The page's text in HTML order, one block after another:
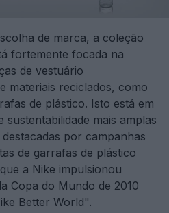
de marca, a coleção
fortemente focada na
de vestuário
materiais reciclados, como
de plástico. Isto está em
sustentabilidade mais amplas
por campanhas
de garrafas de plástico
a Nike impulsionou
Copa do Mundo de 2010
Better World".